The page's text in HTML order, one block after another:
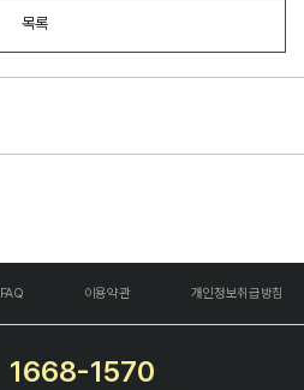
목록
FAQ 이용약관 개인정보취급방침
1668-1570